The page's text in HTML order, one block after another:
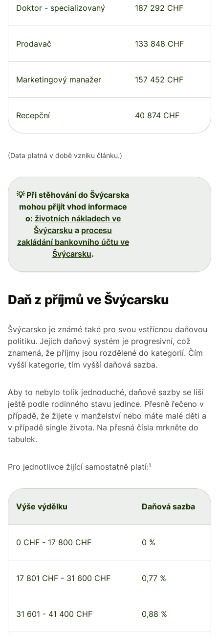
Doktor - specializovaný 187 292 CHF
Prodavač 133 848 CHF
Marketingový manažer 157 452 CHF
Recepční 40 874 CHF
(Data platná v době vzniku článku.)
💡 Při stěhování do Švýcarska
mohou přijít vhod informace
o: životních nákladech ve
Švýcarsku a procesu
zakládání bankovního účtu ve
Švýcarsku.
Daň z příjmů ve Švýcarsku
Švýcarsko je známé také pro svou vstřícnou daňovou
politiku. Jejich daňový systém je progresivní, což
znamená, že příjmy jsou rozdělené do kategorií. Čím
vyšší kategorie, tím vyšší daňová sazba.
Aby to nebylo tolik jednoduché, daňové sazby se liší
ještě podle rodinného stavu jedince. Přesně řečeno v
případě, že žijete v manželství nebo máte malé děti a
v případě single života. Na přesná čísla mrkněte do
tabulek.
Pro jednotlivce žijící samostatně platí:¹
Výše výdělku Daňová sazba
0 CHF - 17 800 CHF 0 %
17 801 CHF - 31 600 CHF 0,77 %
31 601 - 41 400 CHF 0,88 %